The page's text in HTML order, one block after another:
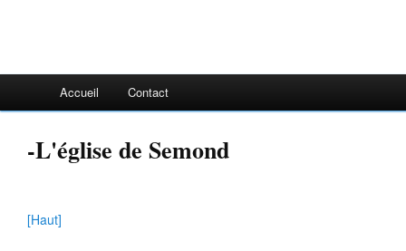
Accueil Contact
-L'église de Semond
[Haut]